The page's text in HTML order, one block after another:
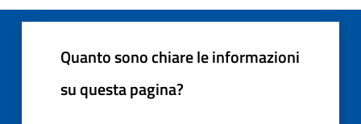
Quanto sono chiare le informazioni
su questa pagina?